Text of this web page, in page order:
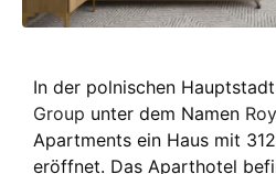
In der polnischen
Group unter dem Namen
Apartments ein Haus mit
eröffnet. Das Aparthotel